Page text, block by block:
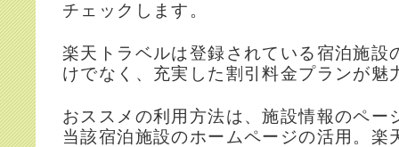
チェックします。
楽天トラベルは登録されている宿泊施設
けでなく、充実した割引料金プランが魅
おススメの利用方法は、施設情報のペー
当該宿泊施設のホームページの活用。楽